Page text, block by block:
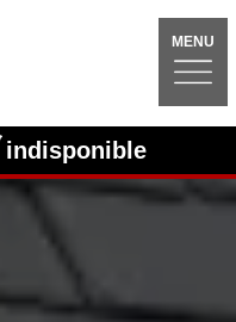
MENU
indisponible